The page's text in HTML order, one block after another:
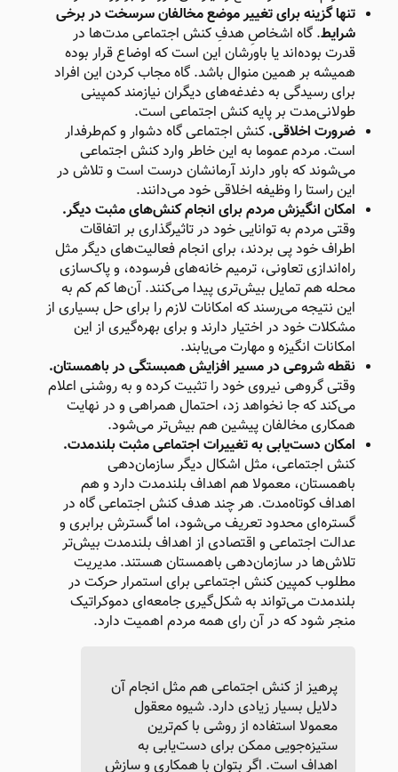
تنها گزینه برای تغییر موضع مخالفان سرسخت در برخی
شرایط. گاه اشخاصِ هدفِ کنش اجتماعی مدت‌ها در
قدرت بوده‌اند یا باورشان این است که اوضاع قرار بوده
همیشه بر همین منوال باشد. گاه مجاب کردن این افراد
برای رسیدگی به دغدغه‌های دیگران نیازمند کمپینی
طولانی‌مدت بر پایه کنش اجتماعی است.
ضرورت اخلاقی. کنش اجتماعی گاه دشوار و کم‌طرفدار
است. مردم عموما به این خاطر وارد کنش اجتماعی
می‌شوند که باور دارند آرمانشان درست است و تلاش در
این راستا را وظیفه اخلاقی خود می‌دانند.
امکان انگیزش مردم برای انجام کنش‌های مثبت دیگر.
وقتی مردم به توانایی خود در تاثیرگذاری بر اتفاقات
اطراف خود پی بردند، برای انجام فعالیت‌های دیگر مثل
راه‌اندازی تعاونی، ترمیم خانه‌های فرسوده، و پاک‌سازی
محله هم تمایل بیش‌تری پیدا می‌کنند. آن‌ها کم کم به
این نتیجه می‌رسند که امکانات لازم را برای حل بسیاری از
مشکلات خود در اختیار دارند و برای بهره‌گیری از این
امکانات انگیزه و مهارت می‌یابند.
نقطه شروعی در مسیر افزایش همبستگی در باهمستان.
وقتی گروهی نیروی خود را تثبیت کرده و به روشنی اعلام
می‌کند که جا نخواهد زد، احتمال همراهی و در نهایت
همکاری مخالفان پیشین هم بیش‌تر می‌شود.
امکان دست‌یابی به تغییرات اجتماعی مثبت بلندمدت.
کنش اجتماعی، مثل اشکال دیگر سازمان‌دهی
باهمستان، معمولا هم اهداف بلندمدت دارد و هم
اهداف کوتاه‌مدت. هر چند هدف کنش اجتماعی گاه در
گستره‌ای محدود تعریف می‌شود، اما گسترش برابری و
عدالت اجتماعی و اقتصادی از اهداف بلندمدت بیش‌تر
تلاش‌ها در سازمان‌دهی باهمستان هستند. مدیریت
مطلوب کمپین کنش اجتماعی برای استمرار حرکت در
بلندمدت می‌تواند به شکل‌گیری جامعه‌ای دموکراتیک
منجر شود که در آن رای همه مردم اهمیت دارد.
پرهیز از کنش اجتماعی هم مثل انجام آن
دلایل بسیار زیادی دارد. شیوه معقول
معمولا استفاده از روشی با کم‌ترین
ستیزه‌جویی ممکن برای دست‌یابی به
اهداف است. اگر بتوان با همکاری و سازش